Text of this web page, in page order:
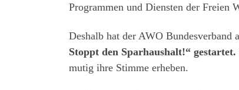
Programmen und Diensten der Freien
Deshalb hat der AWO Bundesverband
Stoppt den Sparhaushalt!“ gestartet.
mutig ihre Stimme erheben.